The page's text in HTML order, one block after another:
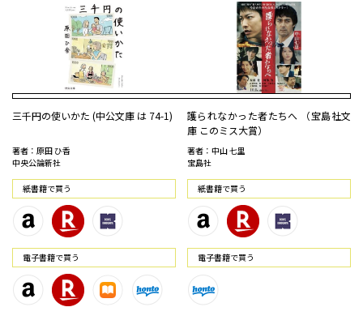
三千円の使いかた (中公文庫 は 74-1)
著者：原田 ひ香
中央公論新社
紙書籍で買う
電⼦書籍で買う
護られなかった者たちへ （宝島社文
庫 このミス大賞）
著者：中山 七里
宝島社
紙書籍で買う
電⼦書籍で買う